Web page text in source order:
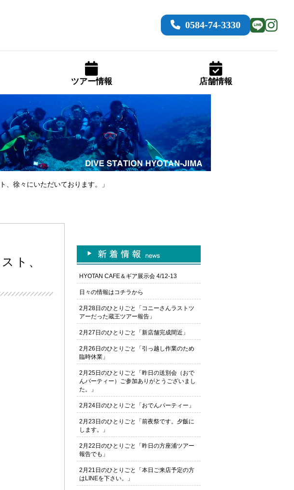
0584-74-3330
ツアー情報 店舗情報
、徐々にいただいております。」
ト、
HYOTAN CAFE＆ギア展示会 4/12-13
日々の情報はコチラから
2月28日のひとりごと「コニーさんラストツ
アーだった蔵王ツアー報告」
2月27日のひとりごと「新店舗完成間近」
2月26日のひとりごと「引っ越し作業のため
臨時休業」
2月25日のひとりごと「昨日の送別会（おで
んパーティー）ご参加ありがとうございまし
た。」
2月24日のひとりごと「おでんパーティー」
2月23日のひとりごと「前夜祭です。夕飯に
します。」
2月22日のひとりごと「昨日の方座浦ツアー
報告でも」
2月21日のひとりごと「本日ご来店予定の方
はLINEを下さい。」